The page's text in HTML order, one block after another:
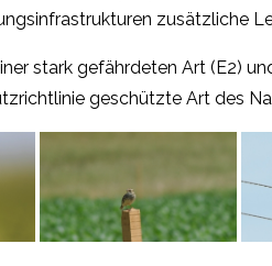
zusätzliche
stark gefährdeten Art (E2)
geschützte Art des